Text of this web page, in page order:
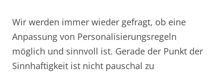
Wir werden immer wieder gefragt, ob eine
Anpassung von Personalisierungsregeln
möglich und sinnvoll ist. Gerade der Punkt der
Sinnhaftigkeit ist nicht pauschal zu